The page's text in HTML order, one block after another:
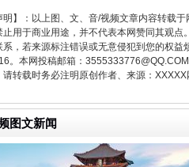
明】：以上图、文、音/视频文章内容转载
止用于商业用途，并不代表本网赞同其观
系，若来源标注错误或无意侵犯到您的权
。本网投稿邮箱：
转载时务必注明原创作者、来源：XXXXX
图文新闻
县通报“牛蛙产品抗生素超标问题”